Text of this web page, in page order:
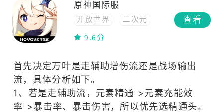
原神国际服
开放世界
二次元
动作
高画质
多人
养成
ARPG
9.6分
查看
首先决定万叶是走辅助增伤流还是战场输出
流，具体分析如下。
1、若是走辅助流，元素精通 >元素充能效
率 >暴击率、暴击伤害，所以优先选精通头。